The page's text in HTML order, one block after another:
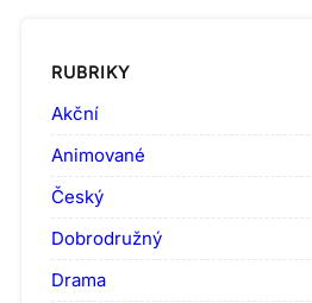
RUBRIKY
Akční
Animované
Český
Dobrodružný
Drama